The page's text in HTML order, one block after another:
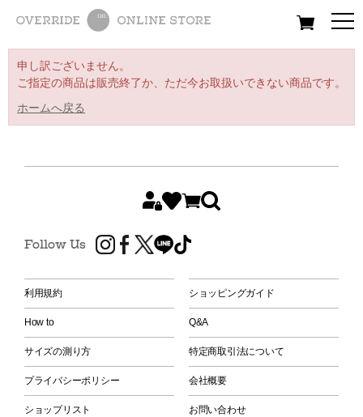
All Women Men
申し訳ございません。
ご指定の商品は販売終了か、ただ今お取扱いできない商品です。
ホームへ戻る
Follow Us
利用規約 ショッピングガイド
How to Q&A
サイズの測り方 特定商取引法について
プライバシーポリシー 会社概要
ショップリスト お問い合わせ